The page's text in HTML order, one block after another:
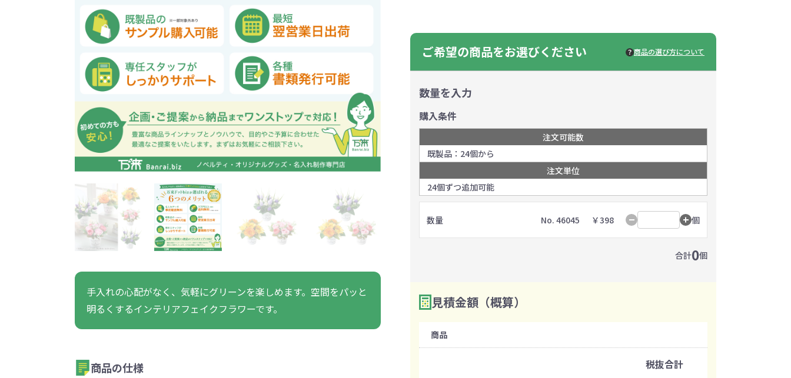
アルミボトル クリアボトル
電子メモパッド ペンケース
マグネット クリップ その他文具
タッチペン
イヤフォン・ヘッドセッ
ト
スマホ対応手袋 その他
生活用品・生活雑貨全
般
工具 その他
トイレットペーパー ボックスティッシュ ボトルティッシュ
照明 アロマ・フレグランス
植物栽培セット その他
ブランケット・ひざ掛け キッチングッズ
キッチングッズ全般 キッチンツール 箸・お弁当グッズ
ボウル・プレート
スポンジ・ペーパー・ク
ロス
ラップ・ビニール 保存容器
防災・防犯グッズ
防災・防犯グッズ全般 防災グッズ 防犯グッズ
ライト・ランタン
美容・健康グッズ
美容・健康グッズ全般 入浴剤 美容グッズ
マスクケース 健康グッズ 加湿器
除菌・感染対策グッズ
除菌・感染対策グッズ
全般
マスク マスクケース
抗菌グッズ 石鹸・洗剤 啓発グッズ
タオル・ハンカチ
タオル・ハンカチ全般 手ぬぐい
うちわ・扇子・ファン
般
ファン
雨具全般
アウトドア・レジャーグッズ
ッズ全般
その他
ひんやりグッズ全般
あったかグッズ
あったかグッズ全般
靴下
お菓子・食品・飲料
お菓子・食品・飲料全般
バイオマス EVA素材
ＦＳＣ認証
お絵かき・ぬりえイベントセ
ット
手作り・工作イベントセット 定番イベントセット 子供向け抽選会セット
女性向け抽選会セット 季節の抽選会セット イベントセット追加用品
季節のグッズ
季節のグッズ全般 春のノベルティ 夏のノベルティ
環境保全への取り組み
地球にやさしいエコグッズ エココレ（おしゃれなエコグッズ）
展示会向けバッグ特集
体育祭・文化祭・運動会におす
すめのノベルティ オリジナルグ
ッズ
タンブラー
手入れの心配がなく、気軽にグリーンを楽しめます。空間をパッと
明るくするインテリアフェイクフラワーです。
商品の仕様
ご希望の商品をお選びください 商品の選び方について
数量を入力
購入条件
注文可能数
既製品：24個から
注文単位
24個ずつ追加可能
数量 No. 46045 ￥398 個
合計0個
見積金額（概算）
商品
税抜合計